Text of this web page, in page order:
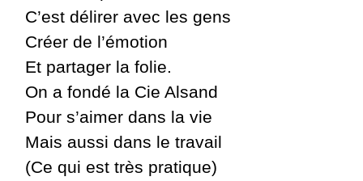
C’est délirer avec les gens
Créer de l’émotion
Et partager la folie.
On a fondé la Cie Alsand
Pour s’aimer dans la vie
Mais aussi dans le travail
(Ce qui est très pratique)